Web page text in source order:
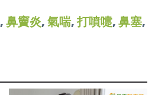
, 鼻竇炎, 氣喘, 打噴嚏, 鼻塞,